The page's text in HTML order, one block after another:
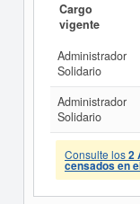
Cargo
vigente
Administrador
Solidario
Administrador
Solidario
Consulte los2
censados en